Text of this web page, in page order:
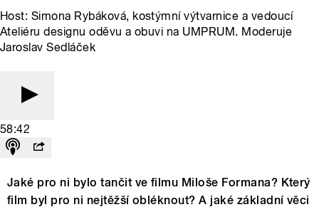
Host: Simona Rybáková, kostýmní výtvarnice a vedoucí
Ateliéru designu oděvu a obuvi na UMPRUM. Moderuje
Jaroslav Sedláček
58:42
Jaké pro ni bylo tančit ve filmu Miloše Formana? Který
film byl pro ni nejtěžší obléknout? A jaké základní věci